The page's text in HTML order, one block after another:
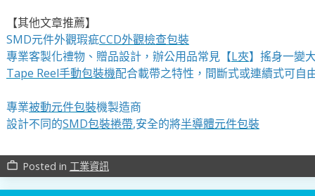
【其他文章推薦】
SMD元件外觀瑕疵CCD外觀檢查包裝
專業客製化禮物、贈品設計，辦公用品常見【L夾】搖身一變
Tape Reel手動包裝機配合載帶之特性，間斷式或連續式可自
專業被動元件包裝機製造商
設計不同的SMD包裝捲帶,安全的將半導體元件包裝
work_outline Posted in 工業資訊